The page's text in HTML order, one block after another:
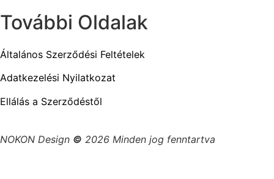
További Oldalak
Általános Szerződési Feltételek
Adatkezelési Nyilatkozat
Ellálás a Szerződéstől
NOKON Design © 2026 Minden jog fenntartva